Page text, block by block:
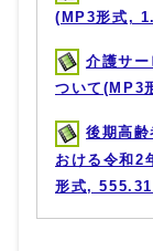
(MP3形式,
介護サ
ついて(MP3
後期高
おける令和2
形式,